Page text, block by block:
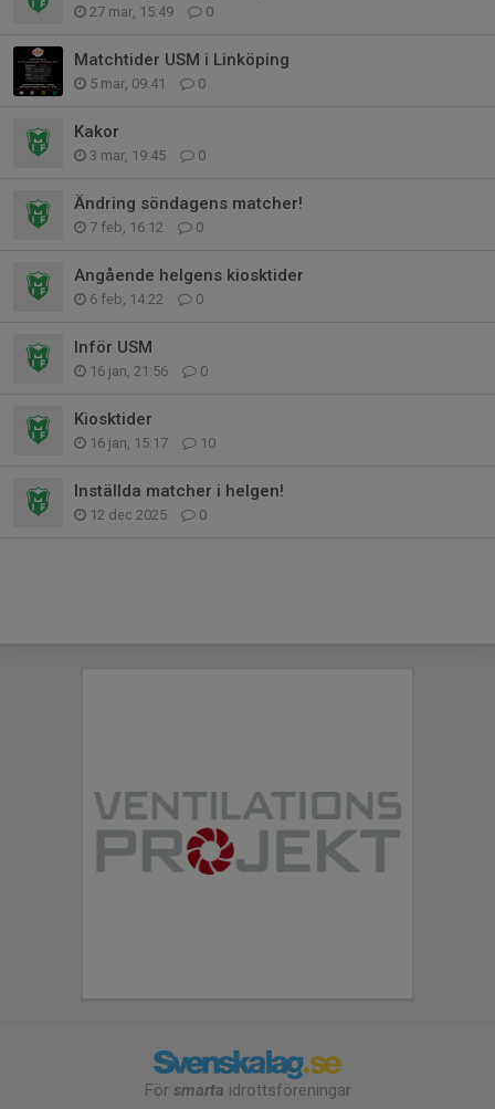
27 mar, 15:49 0
Matchtider USM i Linköping
5 mar, 09:41 0
Kakor
3 mar, 19:45 0
Ändring söndagens matcher!
7 feb, 16:12 0
Angående helgens kiosktider
6 feb, 14:22 0
Inför USM
16 jan, 21:56 0
Kiosktider
16 jan, 15:17 10
Inställda matcher i helgen!
12 dec 2025 0
För smarta idrottsföreningar